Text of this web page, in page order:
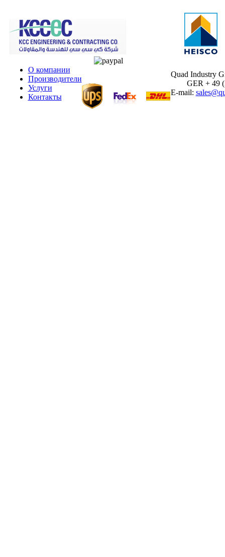
О компании
Производители
Услуги
Контакты
Quad Industry
GER + 49
E-mail: